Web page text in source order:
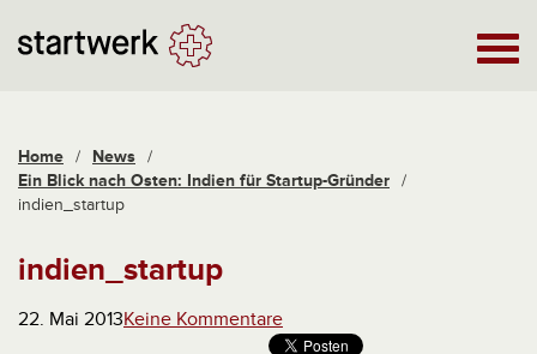
Home / News /
Ein Blick nach Osten: Indien für Startup-Gründer /
indien_startup
indien_startup
22. Mai 2013Keine Kommentare